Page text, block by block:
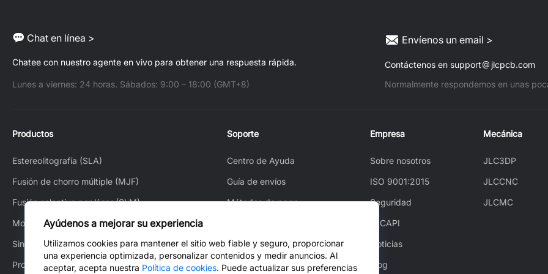
Chat en línea >
Chatee con nuestro agente en vivo para obtener una respuesta rápida.
Lunes a viernes: 24 horas. Sábados: 9:00 – 18:00 (GMT+8)
Envíenos un email >
Contáctenos en support
jlcpcb.com
Normalmente respondemos en unas
Productos
Estereolitografía (SLA)
Fusión de chorro múltiple (MJF)
Fusión selectiva por láser (SLM)
Modelado por deposición fundida (FDM)
Sinterización selectiva por láser (SLS)
Proceso White Jet (WJP)
Soporte
Centro de Ayuda
Guía de envíos
Métodos de pago
Cómo rastrear
Servicio postventa
Empresa
Sobre nosotros
ISO 9001:2015
Seguridad
JLCAPI
Noticias
Blog
Mecánica
JLC3DP
JLCCNC
JLCMC
Ayúdenos a mejorar su experiencia
Utilizamos cookies para mantener el sitio web fiable y seguro, proporcionar
una experiencia optimizada, personalizar contenidos y medir anuncios. Al
aceptar, acepta nuestra Política de cookies. Puede actualizar sus preferencias